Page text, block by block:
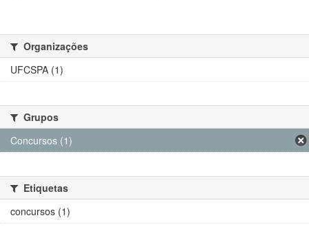
Organizações
UFCSPA (1)
Grupos
Concursos (1)
Etiquetas
concursos (1)